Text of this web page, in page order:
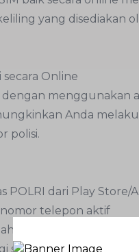
yang disediakan
Online
menggunakan
Anda
polisi.
POLRI dari Play Store/
telepon aktif
dokumen persyaratan
secara daring